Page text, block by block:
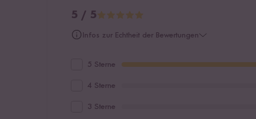
5 / 5
Infos zur Echtheit der Bewertungen
5 Sterne
4 Sterne
3 Sterne